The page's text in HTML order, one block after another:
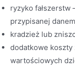
ryzyko fałszerstw
przypisanej
kradzież lub
dodatkowe koszty
wartościowych